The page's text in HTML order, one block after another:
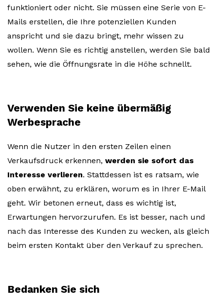
funktioniert oder nicht. Sie müssen eine Serie von E-
Mails erstellen, die Ihre potenziellen Kunden
anspricht und sie dazu bringt, mehr wissen zu
wollen. Wenn Sie es richtig anstellen, werden Sie bald
sehen, wie die Öffnungsrate in die Höhe schnellt.
Verwenden Sie keine übermäßig
Werbesprache
Wenn die Nutzer in den ersten Zeilen einen
Verkaufsdruck erkennen, werden sie sofort das
Interesse verlieren. Stattdessen ist es ratsam, wie
oben erwähnt, zu erklären, worum es in Ihrer E-Mail
geht. Wir betonen erneut, dass es wichtig ist,
Erwartungen hervorzurufen. Es ist besser, nach und
nach das Interesse des Kunden zu wecken, als gleich
beim ersten Kontakt über den Verkauf zu sprechen.
Bedanken Sie sich